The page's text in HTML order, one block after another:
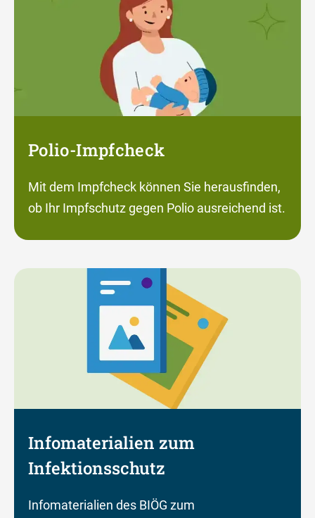
Polio-Impfcheck
Mit dem Impfcheck können Sie herausfinden,
ob Ihr Impfschutz gegen Polio ausreichend ist.
Infomaterialien zum
Infektionsschutz
Infomaterialien des BIÖG zum